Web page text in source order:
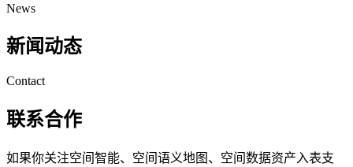
News
新闻动态
Contact
联系合作
如果你关注空间智能、空间语义地图、空间数据资产入表支